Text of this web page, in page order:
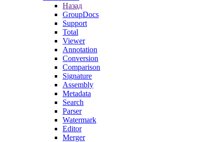
Назад
GroupDocs
Support
Total
Viewer
Annotation
Conversion
Comparison
Signature
Assembly
Metadata
Search
Parser
Watermark
Editor
Merger